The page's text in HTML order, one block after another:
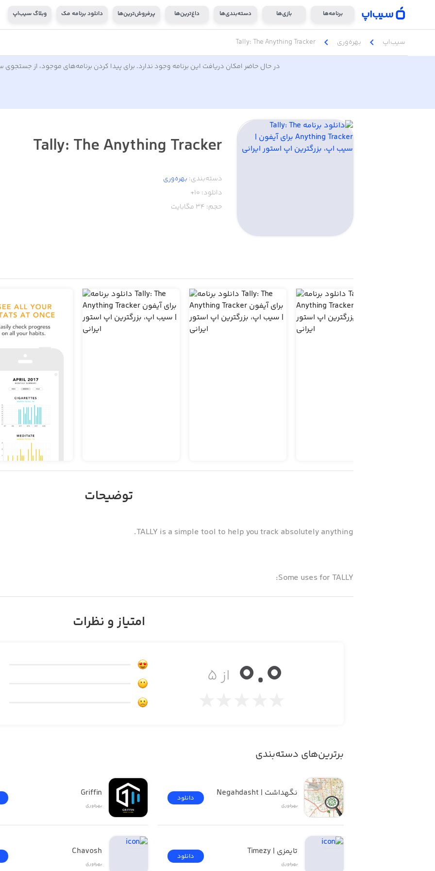
برنامه‌ها بازی‌ها دسته‌بندی‌ها داغ‌ترین‌ها پرفروش‌ترین‌ها دانلود برنامه مک وبلاگ سیب‌اپ
سیب‌اپ chevron_left بهره‌وری chevron_left
Tally: The Anything Tracker
در حال حاضر امکان دریافت این برنامه وجود ندارد. برای پیدا کردن برنامه‌های موجود، از
Tally: The Anything Tracker
دسته‌بندی: بهره‌وری
دانلود: 10+
حجم: 34 مگابایت
توضیحات
TALLY is a simple tool to help you track absolutely anything.
Some uses for TALLY:
• Tracking habits
times you ate vegetables this week, how many cups of coffee you drank, or whether or not
you took your vitamins today, TALLY can help you get where you want to go.
امتیاز و نظرات
از ۵ 0.0
برترین‌های دسته‌بندی
نگهداشت | Negahdasht
بهره‌وری
دانلود
تایمزی | Timezy
بهره‌وری
دانلود
Griffin
بهره‌وری
Chavosh
بهره‌وری